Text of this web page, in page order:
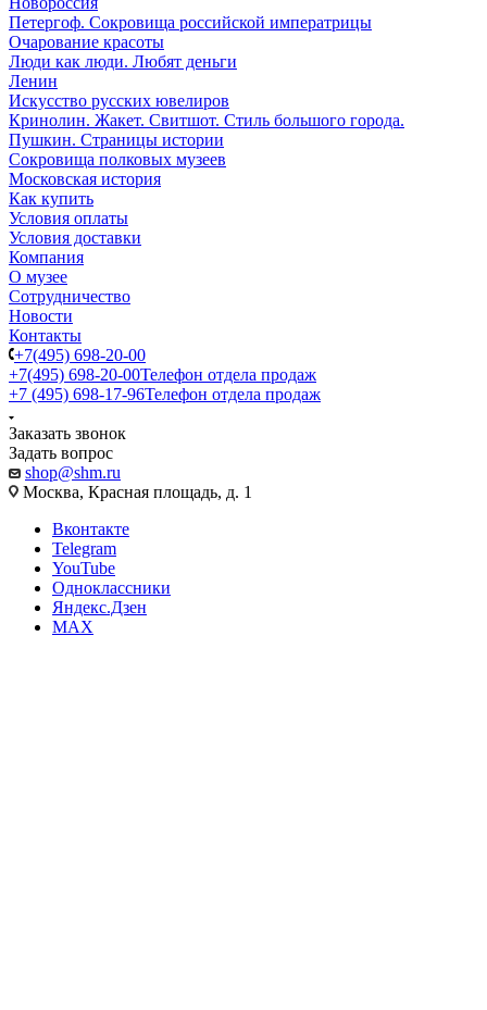
Петергоф. Сокровища российской императрицы
Очарование красоты
Люди как люди. Любят деньги
Ленин
Искусство русских ювелиров
Кринолин. Жакет. Свитшот. Стиль большого города.
Пушкин. Страницы истории
Сокровища полковых музеев
Московская история
Как купить
Условия оплаты
Условия доставки
Компания
О музее
Сотрудничество
Новости
Контакты
+7(495) 698-20-00
+7(495) 698-20-00Телефон отдела продаж
+7 (495) 698-17-96Телефон отдела продаж
Заказать звонок
Задать вопрос
shop@shm.ru
Москва, Красная площадь, д. 1
Вконтакте
Telegram
YouTube
Одноклассники
Яндекс.Дзен
MAX